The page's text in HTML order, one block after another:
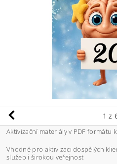
1 z
Aktivizační materiály v PDF formátu
Vhodné pro aktivizaci dospělých
služeb i širokou veřejnost